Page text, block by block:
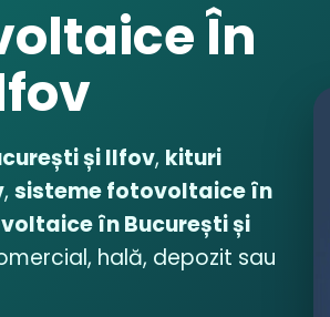
În
și Ilfov, kituri
, sisteme fotovoltaice în
în București și
hală, depozit sau